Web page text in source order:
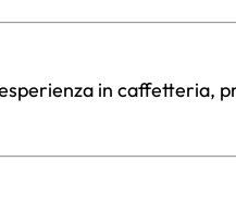
esperienza in caffetteria,